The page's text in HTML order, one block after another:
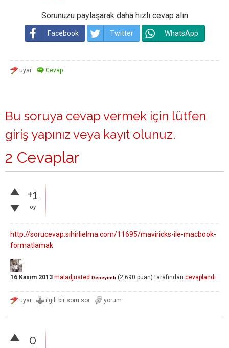
Sorunuzu paylaşarak daha hızlı cevap alın
Facebook Twitter WhatsApp
Bu soruya cevap vermek için lütfen
giriş yapınız veya kayıt olunuz.
2 Cevaplar
+1
oy
http://sorucevap.sihirlielma.com/11695/maviricks-ile-macbook-
formatlamak
16 Kasım 2013 maladjusted Deneyimli (2,690 puan) tarafından cevaplandı
0